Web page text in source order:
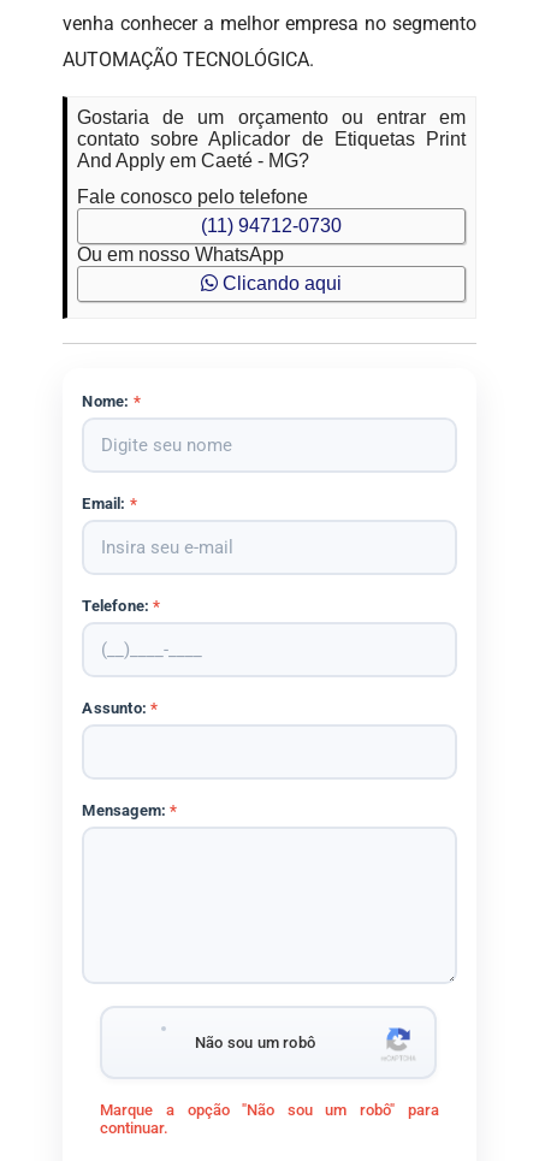
venha conhecer a melhor empresa no segmento
AUTOMAÇÃO TECNOLÓGICA.
Gostaria de um orçamento ou entrar em
contato sobre Aplicador de Etiquetas Print
And Apply em Caeté - MG?
Fale conosco pelo telefone
(11) 94712-0730
Ou em nosso WhatsApp
Clicando aqui
Nome: *
Email: *
Telefone:*
Assunto:*
Mensagem:*
Não sou um robô
Marque a opção "Não sou um robô" para
continuar.